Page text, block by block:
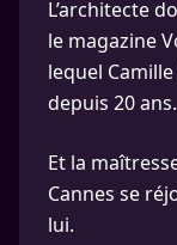
L’architecte
le magazine
lequel
depuis 20 ans.
Et la
Cannes se
lui.